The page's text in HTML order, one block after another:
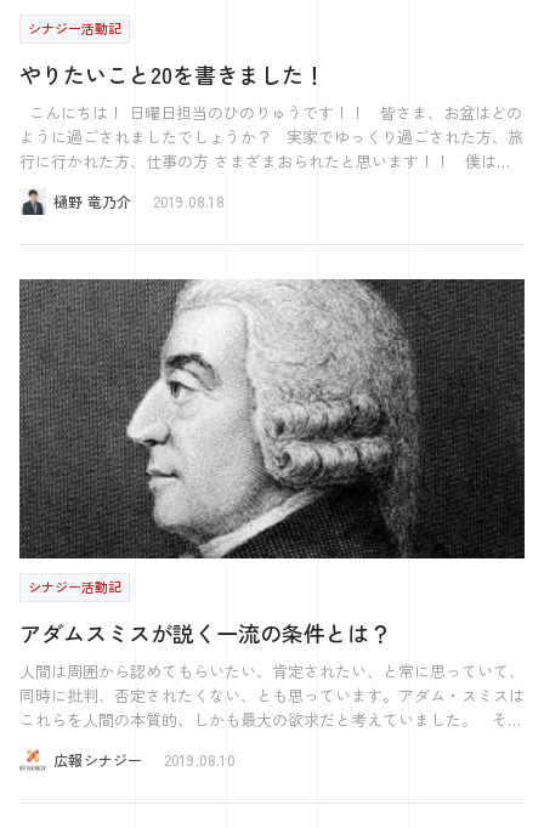
かく楽しみながら働いているなぁと感じました。 関わったのは接客業
の方がほとんどでしたが・・・ 観光名所しか行っていないので、細部
まではわかりませんが、雑だなぁと思う部分と楽しそうだなぁと思う部
分がありました。 雑だなぁと思ったのは 英語が分からなければ舌打ち
されたり、お皿にまだ少し残っていたのに皿を下げられたり。。 楽し
んでるなぁと思ったのが 歌いながら働いていたり、口笛を吹きながら
仕事をしていたり、従業員同士で常に話をしながら仕事してて急にハイ
タッチしたり・・・ 日本のおもてなしは世界に比べるとレベルが高い
というのはよく聞く話ですが なぜ外国はそうではないのか。 色々な疑
とはなくなりました。 それが当たり前なのだと思っていたのです。
それより単純にシンガポールの町並みに感動しておりました。 本当に
国を上げて、外国から人が来たいと思わせる仕掛けというのがすごいな
ぁと思いました。 最先端という感じはしなかったですが、町並みが綺
麗でなによりも建物がかっこ良いですね。 一気にファンになってしま
いました。 シンガポールのマクドナルドはタッチパネルでとても分か
りやすく、選択後「あなたにオススメのメニュー」みたいな形で出てき
て感動しました。 キッチンを見ると、踊りながら作っていたことがと
ても印象深いです（笑 今回はお盆の日記形式になってしまいました
が、来週からしっかりアウトプットしていこうと思います。 ◎今後の
経営・採用のセミナーを実施します。 ★経営の12分野：集客力 広島
県： 2019年08月28日(水) 18:00〜21:00 岡山県： 2019年08月29日(木)
18:00〜21:00 >>>https://www.kk-synergy.co.jp/eventinfo/183220/ ★ミ
ッション経営の基本 広島： 2019年08月26日(月) 14:00〜16:00
>>>https://www.kk-synergy.co.jp/eventinfo/182316/ ★2代目社長が40
歳までに知っておくべき「社長の基本」 広島①： 2019年08月20日(火)
14:00〜16:00 広島②： 2019年09月04日(水) 14:00〜16:00
>>>https://www.kk-synergy.co.jp/eventinfo/186568/ ★ブランディン
グの基本~小さな会社が顧客を魅了する戦略~ 広島県： 2019年09月12日
(木) 14:00〜16:00 岡山県： 2019年09月13日(金) 14:00〜16:00
>>>https://www.kk-synergy.co.jp/eventinfo/199016/ ★経営の仕組み化
シナジー活動記
やりたいこと20を書きました！
ように過ごされましたでしょうか？ 実家でゆっくり過ごされた方、旅
行に行かれた方、仕事の方 さまざまおられたと思います！！ 僕は関
西の方に旅行に行ったり、 実家がある島根県で友人に会ったり、 家族
とゆっくり過ごしたりとても有意義な時間を過ごしました！！ そして
ので 人生の夢、やりたいこと、行った国や場所、人生設計など 様々な
ことを書き留めることができます！！ 今回はこの本に書いた「やりた
いこと20」を紹介します！！ やりたいことや夢を書いたり、言ったり
すると脳のRASという機能が働き、 それを叶えるための情報が自然と
入ってくるようになるそうです。 ぜひ今回の「やりたいこと20」を実
行できるように頑張ります！！ ※以下、やりたいこと20リスト ⒈母
校の廃校を活用したイベント ⒉無人島生活 ⒊世界の民族と暮らす ⒋船
舶免許取得 ⒌シェアハウス、民泊 ⒍プログラミング学ぶ ⒎起業する
⒏K君と幼児向けの事業をする ⒐学校を作る 10.ギターを弾けるように
なる 11.死の体験プログラムを受ける 12.独立リーグを作る 13.ロードバイ
クを買って旅をする 14.地元特産品の岩のりの事業拡大 15.知り合いをか
き集めてパーティーをする 16.花火大会開催 17.農業をする 18.美術館に
行く 19.海外旅行(場所未定) 20.大学の仲の良い3人でまた楽しいことをす
る もし、実行するにあたりアドバイスなどありましたら、 していた
だけると嬉しいです！！ また一緒にやってくれる方も絶賛大募集で
す！笑 【田舎あるある】 “広大な土地を所有” 田舎では当然ではある
と思いますが、 1世帯の土地の面積がとても大きいです。 2つの家を所
有していたり、 山を所有していたり。 その土地で様々な活用をそれ
ぞれがしています。 特に多いのは農業です！ おそらくほとんどの家
庭が農業をやっているのではないでしょうか。 やりたいこと20にも書
いているように 自分も農業をやりたいなと密かに思っております。
樋野 竜乃介 2019.08.18
シナジー活動記
アダムスミスが説く一流の条件とは？
人間は周囲から認めてもらいたい、肯定されたい、と常に思っていて、
同時に批判、否定されたくない、とも思っています。アダム・スミスは
これらを人間の本質的、しかも最大の欲求だと考えていました。 その
最大の欲求を満たすために他人に認められようと正しい行動をし、間違
った行動をしないように自分を律します。 規則や法律でがんじがらめ
広報シナジー 2019.08.10